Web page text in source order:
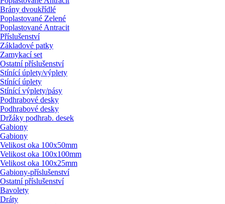
Brány dvoukřídlé
Poplastované Zelené
Poplastované Antracit
Příslušenství
Základové patky
Zamykací set
Ostatní příslušenství
Stínící úplety/výplety
Stínící úplety
Stínící výplety/pásy
Podhrabové desky
Podhrabové desky
Držáky podhrab. desek
Gabiony
Gabiony
Velikost oka 100x50mm
Velikost oka 100x100mm
Velikost oka 100x25mm
Gabiony-příslušenství
Ostatní příslušenství
Bavolety
Dráty